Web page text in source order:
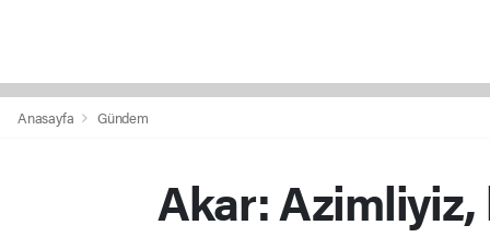
Anasayfa Gündem
Akar: Azimliyiz,